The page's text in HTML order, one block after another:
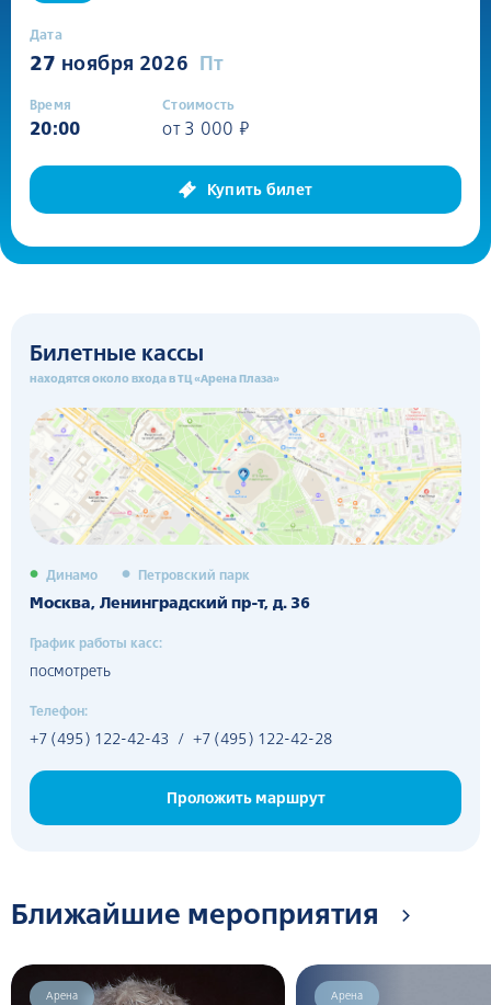
27 Пт
ноября 2026
20:00 от 3 000 ₽
Купить билет
Билетные кассы
находятся около входа в ТЦ «Арена Плаза»
Динамо Петровский парк
Москва, Ленинградский пр-т, д. 36
График работы касс:
посмотреть
Телефон:
+7 (495) 122-42-43 / +7 (495) 122-42-28
Проложить маршрут
Ближайшие мероприятия
Арена Арена